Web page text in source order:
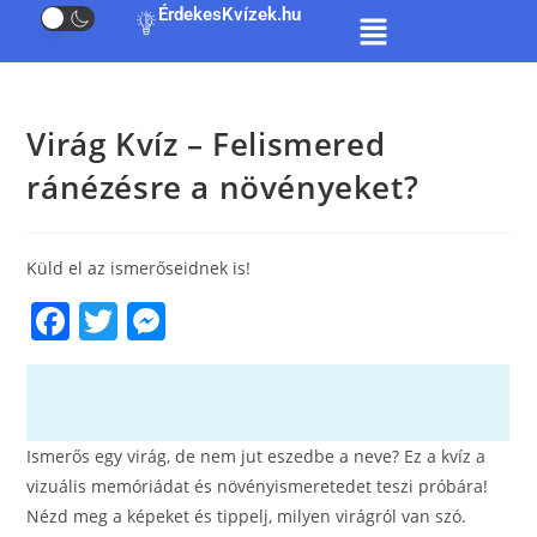
ÉrdekesKvízek.hu
Virág Kvíz – Felismered
ránézésre a növényeket?
Küld el az ismerőseidnek is!
F
a
e
b
o
T
w
er
e
e
n
g
Ismerős egy virág, de nem jut eszedbe a neve? Ez a kvíz a
vizuális memóriádat és növényismeretedet teszi próbára!
Nézd meg a képeket és tippelj, milyen virágról van szó.